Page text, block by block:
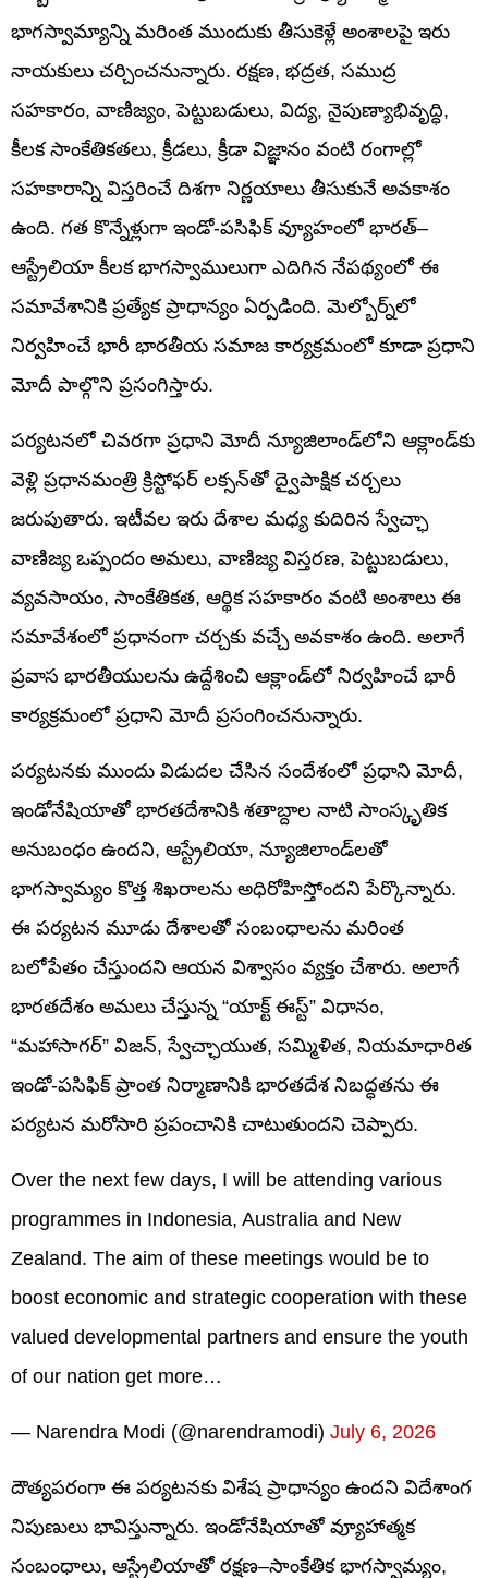
భాగస్వామ్యాన్ని మరింత ముందుకు తీసుకెళ్లే అంశాలపై ఇరు
నాయకులు చర్చించనున్నారు. రక్షణ, భద్రత, సముద్ర
సహకారం, వాణిజ్యం, పెట్టుబడులు, విద్య, నైపుణ్యాభివృద్ధి,
కీలక సాంకేతికతలు, క్రీడలు, క్రీడా విజ్ఞానం వంటి రంగాల్లో
సహకారాన్ని విస్తరించే దిశగా నిర్ణయాలు తీసుకునే అవకాశం
ఉంది. గత కొన్నేళ్లుగా ఇండో-పసిఫిక్ వ్యూహంలో భారత్–
ఆస్ట్రేలియా కీలక భాగస్వాములుగా ఎదిగిన నేపథ్యంలో ఈ
సమావేశానికి ప్రత్యేక ప్రాధాన్యం ఏర్పడింది. మెల్బోర్న్‌లో
నిర్వహించే భారీ భారతీయ సమాజ కార్యక్రమంలో కూడా ప్రధాని
మోదీ పాల్గొని ప్రసంగిస్తారు.
పర్యటనలో చివరగా ప్రధాని మోదీ న్యూజిలాండ్‌లోని ఆక్లాండ్‌కు
వెళ్లి ప్రధానమంత్రి క్రిస్టోఫర్ లక్సన్‌తో ద్వైపాక్షిక చర్చలు
జరుపుతారు. ఇటీవల ఇరు దేశాల మధ్య కుదిరిన స్వేచ్ఛా
వాణిజ్య ఒప్పందం అమలు, వాణిజ్య విస్తరణ, పెట్టుబడులు,
వ్యవసాయం, సాంకేతికత, ఆర్థిక సహకారం వంటి అంశాలు ఈ
సమావేశంలో ప్రధానంగా చర్చకు వచ్చే అవకాశం ఉంది. అలాగే
ప్రవాస భారతీయులను ఉద్దేశించి ఆక్లాండ్‌లో నిర్వహించే భారీ
కార్యక్రమంలో ప్రధాని మోదీ ప్రసంగించనున్నారు.
పర్యటనకు ముందు విడుదల చేసిన సందేశంలో ప్రధాని మోదీ,
ఇండోనేషియాతో భారతదేశానికి శతాబ్దాల నాటి సాంస్కృతిక
అనుబంధం ఉందని, ఆస్ట్రేలియా, న్యూజిలాండ్‌లతో
భాగస్వామ్యం కొత్త శిఖరాలను అధిరోహిస్తోందని పేర్కొన్నారు.
ఈ పర్యటన మూడు దేశాలతో సంబంధాలను మరింత
బలోపేతం చేస్తుందని ఆయన విశ్వాసం వ్యక్తం చేశారు. అలాగే
భారతదేశం అమలు చేస్తున్న “యాక్ట్ ఈస్ట్” విధానం,
“మహాసాగర్” విజన్, స్వేచ్ఛాయుత, సమ్మిళిత, నియమాధారిత
ఇండో-పసిఫిక్ ప్రాంత నిర్మాణానికి భారతదేశ నిబద్ధతను ఈ
పర్యటన మరోసారి ప్రపంచానికి చాటుతుందని చెప్పారు.
Over the next few days, I will be attending various
programmes in Indonesia, Australia and New
Zealand. The aim of these meetings would be to
boost economic and strategic cooperation with these
valued developmental partners and ensure the youth
of our nation get more…
— Narendra Modi (@narendramodi) July 6, 2026
దౌత్యపరంగా ఈ పర్యటనకు విశేష ప్రాధాన్యం ఉందని విదేశాంగ
నిపుణులు భావిస్తున్నారు. ఇండోనేషియాతో వ్యూహాత్మక
సంబంధాలు, ఆస్ట్రేలియాతో రక్షణ–సాంకేతిక భాగస్వామ్యం,